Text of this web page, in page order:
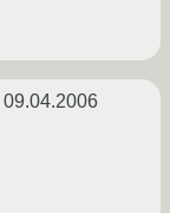
09.04.2006